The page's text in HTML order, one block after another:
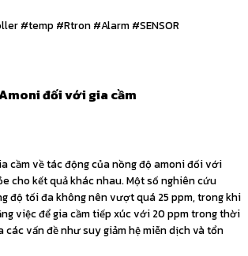
#temp #Rtron #Alarm #SENSOR
đối với gia cầm
cầm về tác động của nồng độ amoni đối với
cho kết quả khác nhau. Một số nghiên cứu
độ tối đa không nên vượt quá 25 ppm, trong khi
việc để gia cầm tiếp xúc với 20 ppm trong thời
các vấn đề như suy giảm hệ miễn dịch và tổn